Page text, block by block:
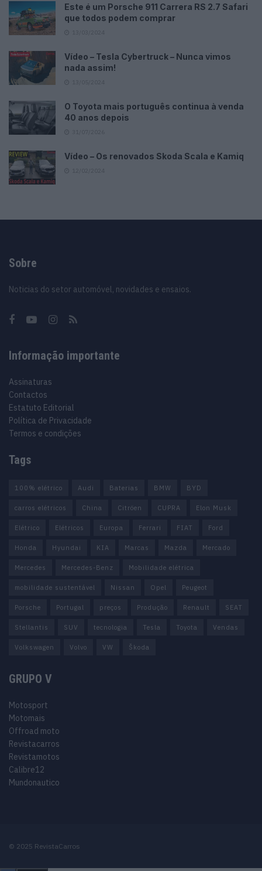
Este é um Porsche 911 Carrera RS 2.7 Safari
que todos podem comprar
Vídeo – Tesla Cybertruck – Nunca vimos
nada assim!
O Toyota mais português continua à venda
40 anos depois
Vídeo – Os renovados Skoda Scala e Kamiq
Sobre
Noticias do setor automóvel, novidades e ensaios.
Informação importante
Assinaturas
Contactos
Estatuto Editorial
Política de Privacidade
Termos e condições
Tags
100% elétrico Audi Baterias BMW BYD
carros elétricos China Citröen CUPRA Elon Musk
Elétrico Elétricos Europa Ferrari FIAT Ford
Honda Hyundai KIA Marcas Mazda Mercado
Mercedes Mercedes-Benz Mobilidade elétrica
mobilidade sustentável Nissan Opel Peugeot
Porsche Portugal preços Produção Renault SEAT
Stellantis SUV tecnologia Tesla Toyota Vendas
Volkswagen Volvo VW Škoda
GRUPO V
Motosport
Motomais
Offroad moto
Revistacarros
Revistamotos
Calibre12
Mundonautico
© 2025 RevistaCarros